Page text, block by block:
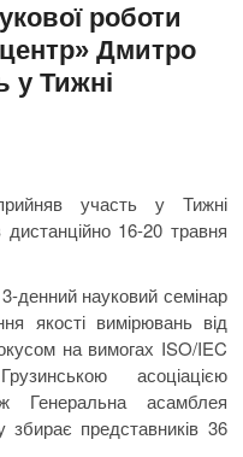
роботи
Дмитро
у Тижні
участь у Тижні
16-20 травня
денний науковий семінар
якості вимірювань від
на вимогах ISO/IEC
асоціацією
Генеральна асамблея
представників 36